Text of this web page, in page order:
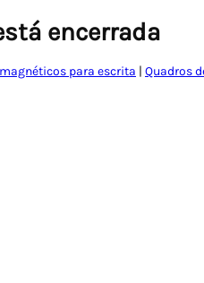
encerrada
para escrita | Quadros